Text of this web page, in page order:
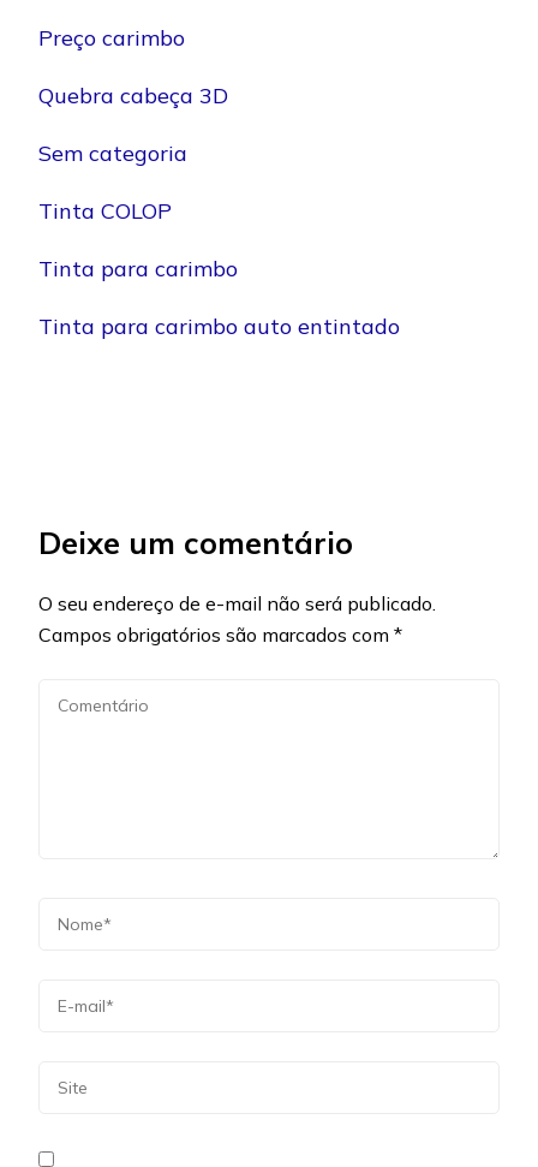
Preço carimbo
Quebra cabeça 3D
Sem categoria
Tinta COLOP
Tinta para carimbo
Tinta para carimbo auto entintado
Deixe um comentário
O seu endereço de e-mail não será publicado.
Campos obrigatórios são marcados com *